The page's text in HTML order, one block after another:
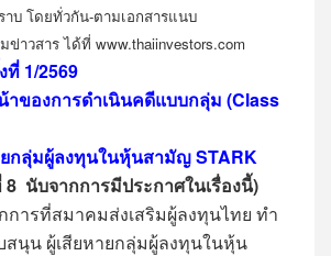
บ โดยทั่วกัน-ตามเอกสารแนบ
าวสาร ได้ที่ www.thaiinvestors.com
ที่ 1/2569
ของการดำเนินคดีแบบกลุ่ม (Class
ยกลุ่มผู้ลงทุนในหุ้นสามัญSTARK
8 นับจากการมีประกาศในเรื่องนี้)
ารที่สมาคมส่งเสริมผู้ลงทุนไทย ทำ
นุน ผู้เสียหายกลุ่มผู้ลงทุนในหุ้น